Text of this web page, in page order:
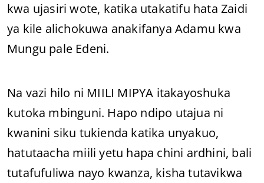
kwa ujasiri wote, katika utakatifu hata Zaidi
ya kile alichokuwa anakifanya Adamu kwa
Mungu pale Edeni.
Na vazi hilo ni MIILI MIPYA itakayoshuka
kutoka mbinguni. Hapo ndipo utajua ni
kwanini siku tukienda katika unyakuo,
hatutaacha miili yetu hapa chini ardhini, bali
tutafufuliwa nayo kwanza, kisha tutavikwa